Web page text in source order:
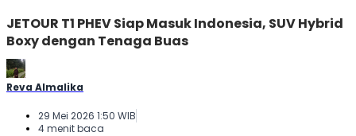
JETOUR T1 PHEV Siap Masuk Indonesia, SUV Hybrid
Boxy dengan Tenaga Buas
Reva Almalika
29 Mei 2026 1:50 WIB
4 menit baca